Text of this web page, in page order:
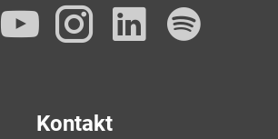
Facebook
YouTube
Instagram
Kontakt